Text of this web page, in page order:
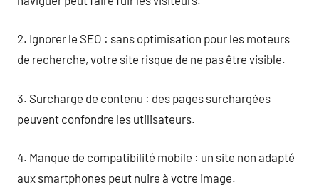
2. Ignorer le SEO : sans optimisation pour les moteurs
de recherche, votre site risque de ne pas être visible.
3. Surcharge de contenu : des pages surchargées
peuvent confondre les utilisateurs.
4. Manque de compatibilité mobile : un site non adapté
aux smartphones peut nuire à votre image.